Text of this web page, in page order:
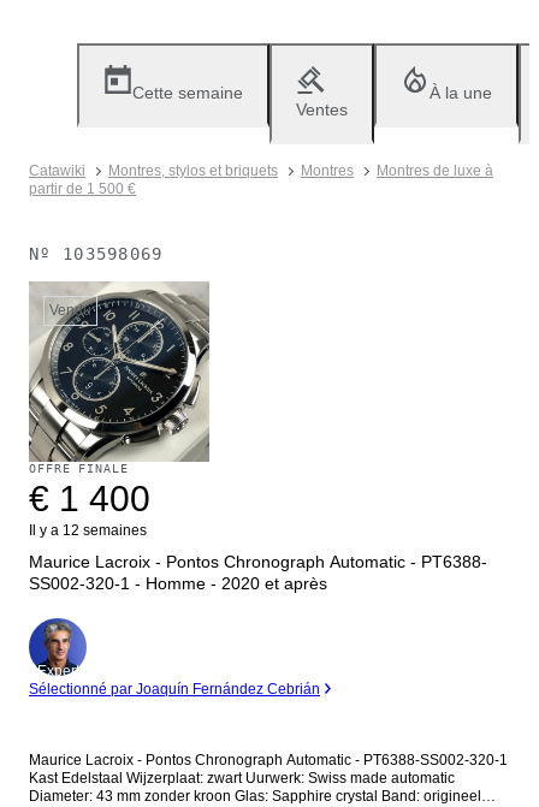
Cette semaine
Ventes
À la une
Catawiki Montres, stylos et briquets Montres
Montres de luxe à
partir de 1 500 €
Nº 103598069
Vendu
OFFRE FINALE
€ 1 400
Il y a 12 semaines
Maurice Lacroix - Pontos Chronograph Automatic - PT6388-
SS002-320-1 - Homme - 2020 et après
Expert
Sélectionné par Joaquín Fernández Cebrián
Maurice Lacroix - Pontos Chronograph Automatic - PT6388-SS002-320-1
Kast Edelstaal Wijzerplaat: zwart Uurwerk: Swiss made automatic
Diameter: 43 mm zonder kroon Glas: Sapphire crystal Band: origineel